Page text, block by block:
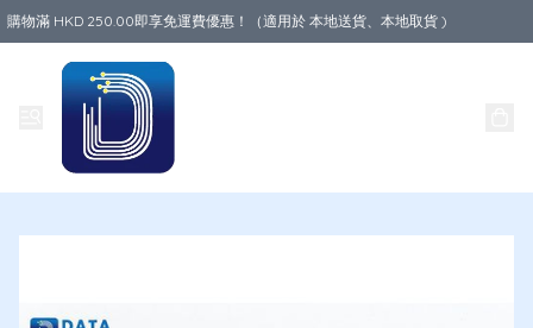
購物滿 HKD 250.00即享免運費優惠！（適用於 本地送貨、本地取貨 )